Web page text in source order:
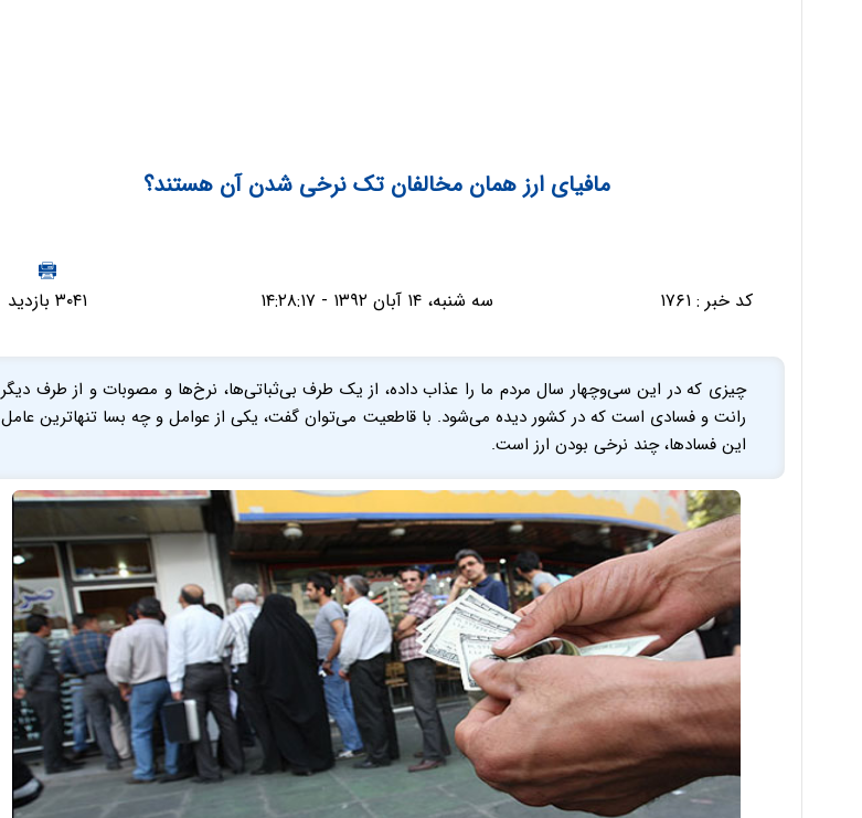
مافیای ارز همان مخالفان تک نرخی شدن آن هستند؟
کد خبر : ۱۷۶۱ سه شنبه، ۱۴ آبان ۱۳۹۲ - ۱۴:۲۸:۱۷ ۳۰۴۱ بازدید
چیزی که در این سی‌و‌چهار سال مردم ما را عذاب داده، از یک طرف بی‌ثباتی‌ها، نرخ‌ها و مصوبات و از طرف دیگر
رانت و فسادی است که در کشور دیده می‌شود. با قاطعیت می‌توان گفت، یکی از عوامل و چه بسا تنها‌ترین عامل
این فساد‌ها، چند نرخی بودن ارز است.